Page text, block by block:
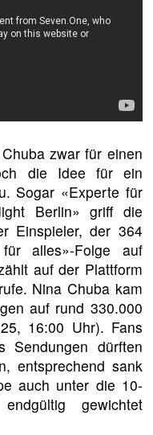
zwar für einen
die Idee für ein
Sogar «Experte für
Berlin» griff die
Einspieler, der 364
alles»-Folge auf
auf der Plattform
Nina Chuba kam
auf rund 330.000
16:00 Uhr). Fans
Sendungen dürften
entsprechend sank
auch unter die 10-
gewichtet